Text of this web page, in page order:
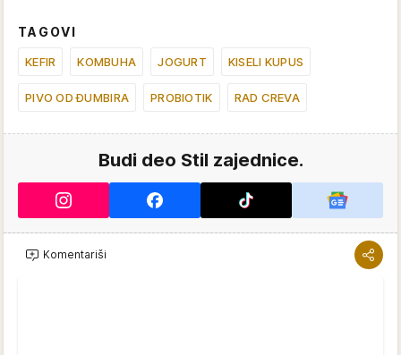
TAGOVI
KEFIR KOMBUHA JOGURT KISELI KUPUS
PIVO OD ĐUMBIRA PROBIOTIK RAD CREVA
Budi deo Stil zajednice.
Komentariši